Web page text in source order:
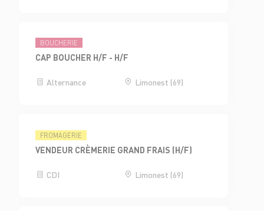
BOUCHERIE
CAP BOUCHER H/F - H/F
Alternance Limonest (69)
FROMAGERIE
VENDEUR CRÈMERIE GRAND FRAIS (H/F)
CDI Limonest (69)